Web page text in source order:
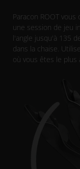
Paracon ROOT
une session de jeu
l'angle jusqu'à 135
dans la chaise.
où vous êtes le plus